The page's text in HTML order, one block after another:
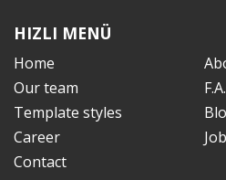
HIZLI MENÜ
Home
Our team
Template styles
Career
Contact